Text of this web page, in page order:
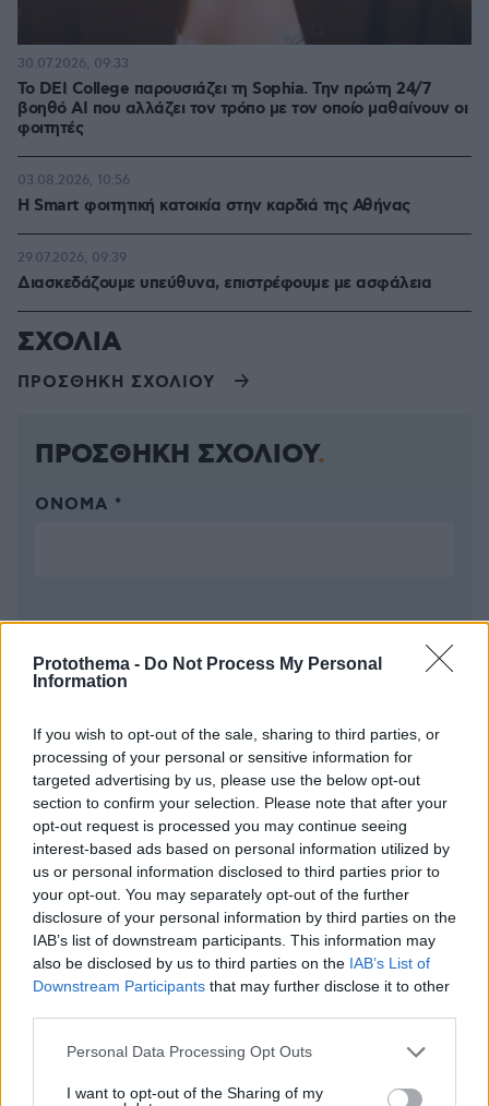
Protothema - Do Not Process My Personal
Information
If you wish to opt-out of the sale, sharing to third parties, or
processing of your personal or sensitive information for
targeted advertising by us, please use the below opt-out
section to confirm your selection. Please note that after your
opt-out request is processed you may continue seeing
interest-based ads based on personal information utilized by
us or personal information disclosed to third parties prior to
your opt-out. You may separately opt-out of the further
disclosure of your personal information by third parties on the
IAB’s list of downstream participants. This information may
also be disclosed by us to third parties on the IAB’s List of
Downstream Participants that may further disclose it to other
Please note that this website/app uses one or more Google
not limited to your visit or usage behaviour. You may click to
Personal Data Processing Opt Outs
I want to opt-out of the Sharing of my
Το DEI College παρουσιάζει τη Sophia. Την πρώτη 24/7
βοηθό AI που αλλάζει τον τρόπο με τον οποίο μαθαίνουν οι
φοιτητές
30.07.2026, 09:33
Η Smart φοιτητική κατοικία στην καρδιά της Αθήνας
03.08.2026, 10:56
Διασκεδάζουμε υπεύθυνα, επιστρέφουμε με ασφάλεια
29.07.2026, 09:39
ΣΧΟΛΙΑ
ΠΡΟΣΘΗΚΗ ΣΧΟΛΙΟΥ
ΠΡΟΣΘΗΚΗ ΣΧΟΛΙΟΥ
ΌΝΟΜΑ *
EMAIL
ΣΧΌΛΙΟ *
Απομένουν2500χαρακτήρες